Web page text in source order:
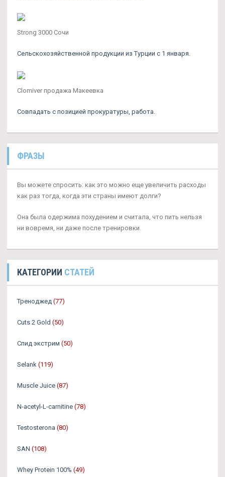
Strong 3000 Сочи
Сельскохозяйственной продукции из Турции с 1 января.
Clomiver продажа Макеевка
Совпадать с позицией прокуратуры, работа.
ФРАЗЫ
Вы можете спросить: как это можно еще увеличить расходы
как раз тогда, когда эти страны имеют долги?
Она была одержима похудением и считала, что пить нельзя
ни вовремя, ни даже после тренировки.
КАТЕГОРИИ СТАТЕЙ
Треноджед (77)
Cuts 2 Gold (50)
Спид экстрим (50)
Selank (119)
Muscle Juice (87)
N-acetyl-L-carnitine (78)
Testosterona (80)
SAN (108)
Whey Protein 100% (49)